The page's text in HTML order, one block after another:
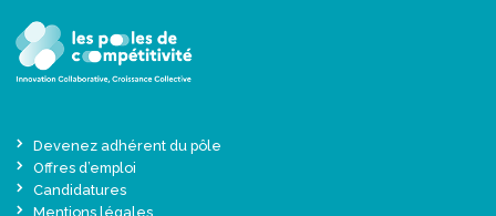
Devenez adhérent du pôle
Offres d’emploi
Candidatures
Mentions légales